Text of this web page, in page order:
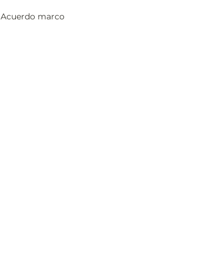
Acuerdo marco